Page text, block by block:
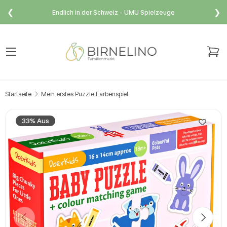
❮ Endlich in der Schweiz - UMU Spielzeuge ❯
Menü
Startseite Mein erstes Puzzle Farbenspiel
33% Aus
Vorherige